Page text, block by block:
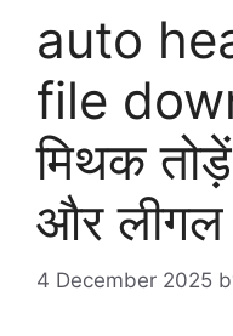
auto
file
मिथक
और लीगल
4 December 2025